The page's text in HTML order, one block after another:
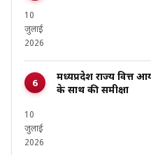
10
जुलाई
2026
मध्यप्रदेश राज्य वित्त
के साथ की समीक्षा
10
जुलाई
2026